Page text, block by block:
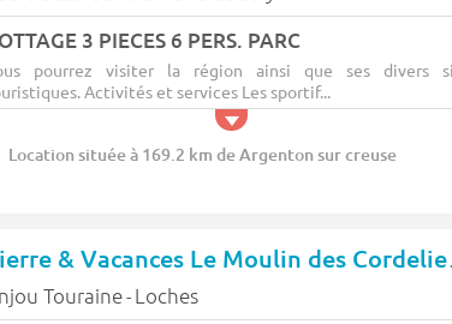
3 PIECES 6 PERS. PARC
pourrez visiter la région ainsi que ses divers
Activités et services Les sportif...
Location située à 169.2 km de Argenton sur creuse
Touraine- Loches